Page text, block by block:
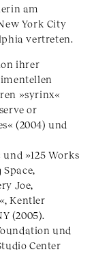
am
York City
vertreten.
ihrer
»syrinx«
or
(2004) und
»125 Works
Joe,
Kentler
(2005).
und
Center